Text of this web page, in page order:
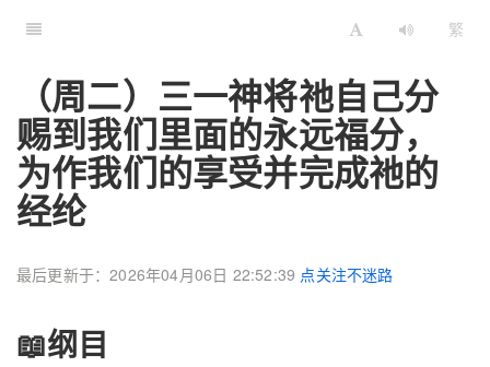
繁
（周二）三一神将祂自己分
赐到我们里面的永远福分，
为作我们的享受并完成祂的
经纶
最后更新于：2026年04月06日 22:52:39 点关注不迷路
📖纲目